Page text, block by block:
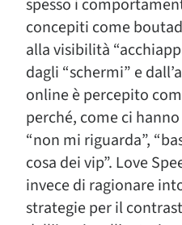
spesso i
concepiti come
alla visibilità
dagli “schermi” e
online è percepito
perché, come ci
“non mi riguarda”,
cosa dei vip”. Love
invece di ragionare
strategie per il